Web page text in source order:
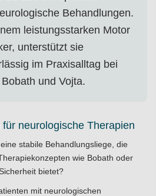
Behandlungen.
leistungsstarken Motor
unterstützt sie
im Praxisalltag bei
und Vojta.
neurologische Therapien
stabile Behandlungsliege, die
wie Bobath oder
bietet?
mit neurologischen